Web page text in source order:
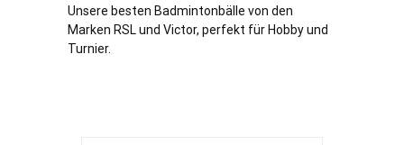
Unsere besten Badmintonbälle von den
Marken RSL und Victor, perfekt für Hobby und
Turnier.